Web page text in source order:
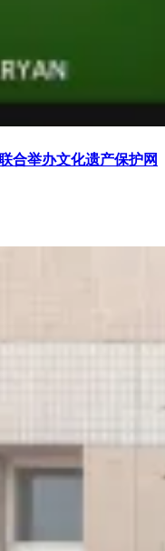
合举办文化遗产保护网